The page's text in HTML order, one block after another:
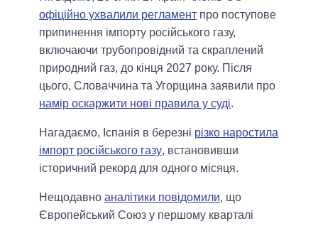
офіційно ухвалили регламент про поступове
припинення імпорту російського газу,
включаючи трубопровідний та скраплений
природний газ, до кінця 2027 року. Після
цього, Словаччина та Угорщина заявили про
намір оскаржити нові правила у суді.
Нагадаємо, Іспанія в березні різко наростила
імпорт російського газу, встановивши
історичний рекорд для одного місяця.
Нещодавно аналітики повідомили, що
Європейський Союз у першому кварталі